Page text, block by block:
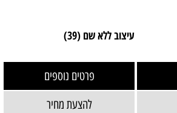
עיצוב ללא שם (39)
פרטים נוספים
להצעת מחיר